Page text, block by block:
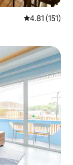
औसत रेटिंग 5 में से
4.81 (151)